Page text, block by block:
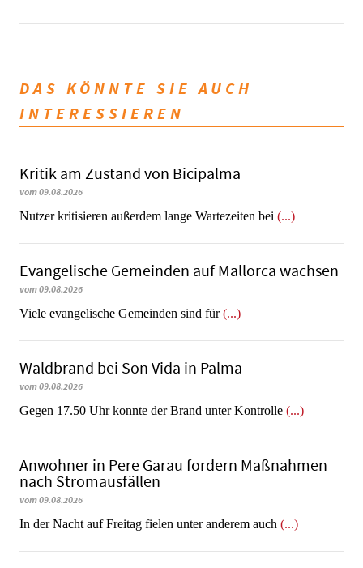
DAS KÖNNTE SIE AUCH
INTERESSIEREN
Kritik am Zustand von Bicipalma
vom 09.08.2026
Nutzer kritisieren außerdem lange Wartezeiten bei (...)
Evangelische Gemeinden auf Mallorca wachsen
vom 09.08.2026
Viele evangelische Gemeinden sind für(...)
Waldbrand bei Son Vida in Palma
vom 09.08.2026
Gegen 17.50 Uhr konnte der Brand unter Kontrolle (...)
Anwohner in Pere Garau fordern Maßnahmen
nach Stromausfällen
vom 09.08.2026
In der Nacht auf Freitag fielen unter anderem auch (...)